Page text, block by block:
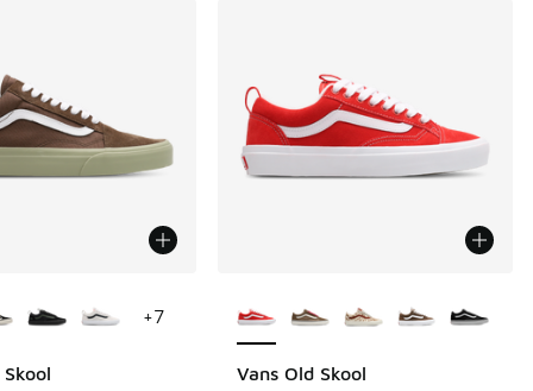
34 €
+7
Vans Old Skool
ÉCONOMISE 29 €